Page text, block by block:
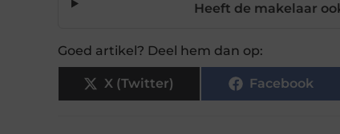
Heeft de makelaar
Goed artikel? Deel hem dan op:
X (Twitter) Facebook